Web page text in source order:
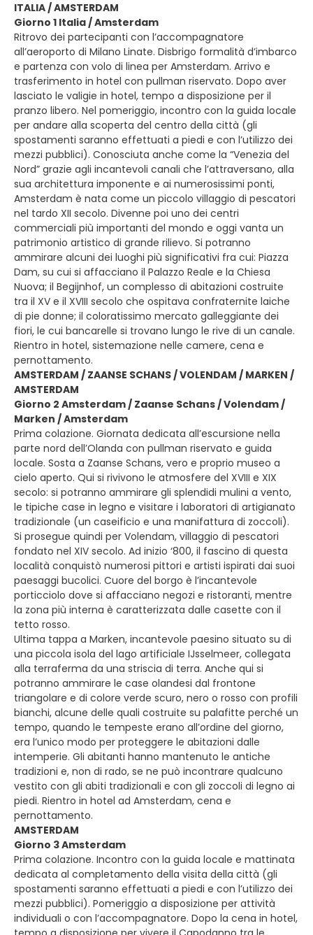
ITALIA / AMSTERDAM
Giorno 1 Italia / Amsterdam
Ritrovo dei partecipanti con l’accompagnatore
all’aeroporto di Milano Linate. Disbrigo formalità d’imbarco
e partenza con volo di linea per Amsterdam. Arrivo e
trasferimento in hotel con pullman riservato. Dopo aver
lasciato le valigie in hotel, tempo a disposizione per il
pranzo libero. Nel pomeriggio, incontro con la guida locale
per andare alla scoperta del centro della città (gli
spostamenti saranno effettuati a piedi e con l’utilizzo dei
mezzi pubblici). Conosciuta anche come la “Venezia del
Nord” grazie agli incantevoli canali che l’attraversano, alla
sua architettura imponente e ai numerosissimi ponti,
Amsterdam è nata come un piccolo villaggio di pescatori
nel tardo XII secolo. Divenne poi uno dei centri
commerciali più importanti del mondo e oggi vanta un
patrimonio artistico di grande rilievo. Si potranno
ammirare alcuni dei luoghi più significativi fra cui: Piazza
Dam, su cui si affacciano il Palazzo Reale e la Chiesa
Nuova; il Begijnhof, un complesso di abitazioni costruite
tra il XV e il XVIII secolo che ospitava confraternite laiche
di pie donne; il coloratissimo mercato galleggiante dei
fiori, le cui bancarelle si trovano lungo le rive di un canale.
Rientro in hotel, sistemazione nelle camere, cena e
pernottamento.
AMSTERDAM / ZAANSE SCHANS / VOLENDAM / MARKEN /
AMSTERDAM
Giorno 2 Amsterdam / Zaanse Schans / Volendam /
Marken / Amsterdam
Prima colazione. Giornata dedicata all’escursione nella
parte nord dell’Olanda con pullman riservato e guida
locale. Sosta a Zaanse Schans, vero e proprio museo a
cielo aperto. Qui si rivivono le atmosfere del XVIII e XIX
secolo: si potranno ammirare gli splendidi mulini a vento,
le tipiche case in legno e visitare i laboratori di artigianato
tradizionale (un caseificio e una manifattura di zoccoli).
Si prosegue quindi per Volendam, villaggio di pescatori
fondato nel XIV secolo. Ad inizio ‘800, il fascino di questa
località conquistò numerosi pittori e artisti ispirati dai suoi
paesaggi bucolici. Cuore del borgo è l’incantevole
porticciolo dove si affacciano negozi e ristoranti, mentre
la zona più interna è caratterizzata dalle casette con il
tetto rosso.
Ultima tappa a Marken, incantevole paesino situato su di
una piccola isola del lago artificiale IJsselmeer, collegata
alla terraferma da una striscia di terra. Anche qui si
potranno ammirare le case olandesi dal frontone
triangolare e di colore verde scuro, nero o rosso con profili
bianchi, alcune delle quali costruite su palafitte perché un
tempo, quando le tempeste erano all’ordine del giorno,
era l’unico modo per proteggere le abitazioni dalle
intemperie. Gli abitanti hanno mantenuto le antiche
tradizioni e, non di rado, se ne può incontrare qualcuno
vestito con gli abiti tradizionali e con gli zoccoli di legno ai
piedi. Rientro in hotel ad Amsterdam, cena e
pernottamento.
AMSTERDAM
Giorno 3 Amsterdam
Prima colazione. Incontro con la guida locale e mattinata
dedicata al completamento della visita della città (gli
spostamenti saranno effettuati a piedi e con l’utilizzo dei
mezzi pubblici). Pomeriggio a disposizione per attività
individuali o con l’accompagnatore. Dopo la cena in hotel,